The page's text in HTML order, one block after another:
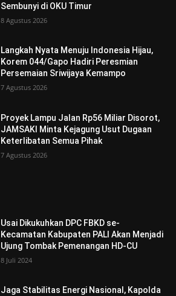
Sembunyi di OKU Timur
8 Agustus 2026
Langkah Nyata Menuju Indonesia Hijau,
Korem 044/Gapo Hadiri Peresmian
Persemaian Sriwijaya Kemampo
7 Agustus 2026
Proyek Lampu Jalan Rp56 Miliar Disorot,
JAMSAKI Minta Kejagung Usut Dugaan
Keterlibatan Semua Pihak
7 Agustus 2026
Usai Dikukuhkan DPC FBKD se-
Kecamatan Kabupaten PALI Akan Menjadi
Ujung Tombak Pemenangan HD-CU
8 Juli 2024
Jaga Stabilitas Energi Nasional, Kapolda